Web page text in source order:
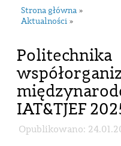
Strona główna »
Aktualności »
Politechnika
IAT&TJEF
Opublikowano: